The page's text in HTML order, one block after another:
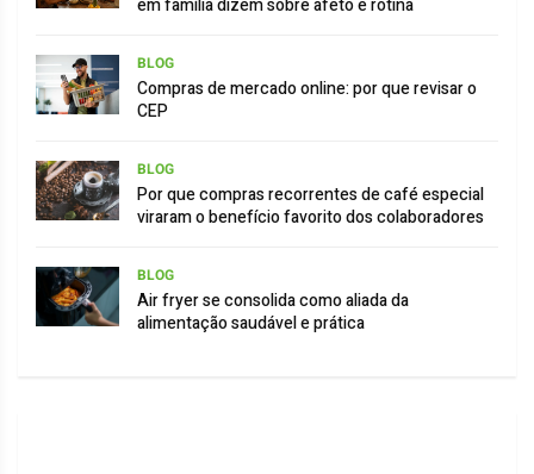
BLOG
Compras de mercado online: por que revisar o
CEP
BLOG
Por que compras recorrentes de café especial
viraram o benefício favorito dos colaboradores
BLOG
Air fryer se consolida como aliada da
alimentação saudável e prática